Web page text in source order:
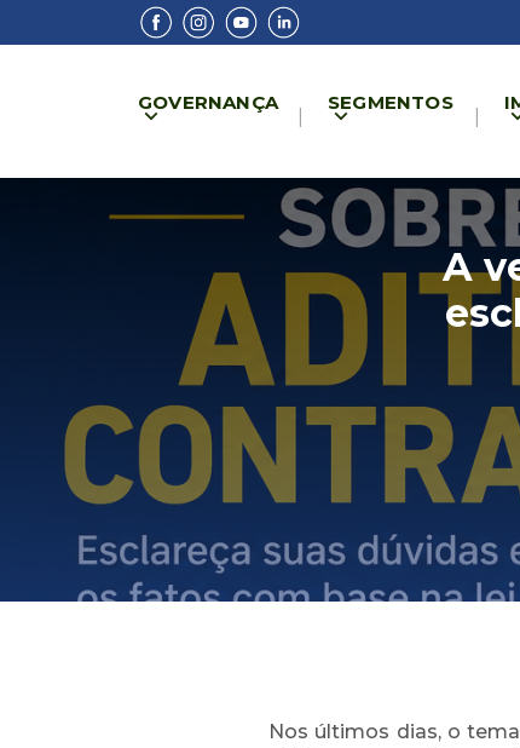
GOVERNANÇA SEGMENTOS
A
Nos últimos dias, o tema